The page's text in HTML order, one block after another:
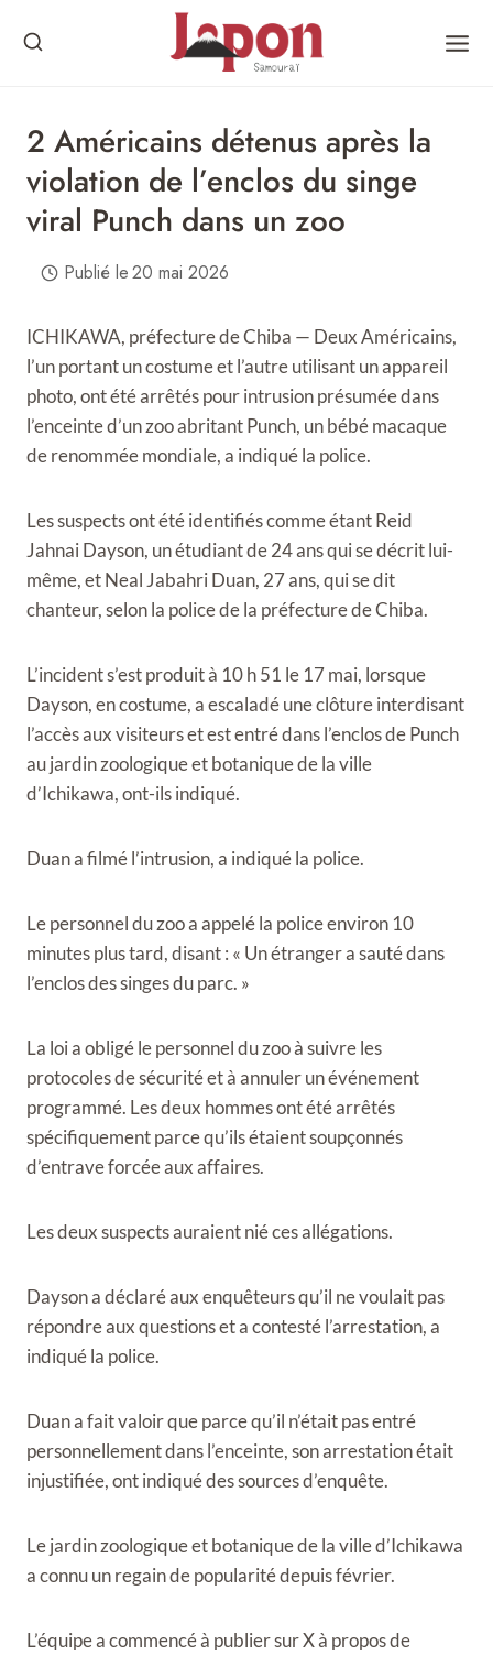
2 Américains détenus après la
violation de l’enclos du singe
viral Punch dans un zoo
Publié le20 mai 2026
ICHIKAWA, préfecture de Chiba — Deux Américains,
l’un portant un costume et l’autre utilisant un appareil
photo, ont été arrêtés pour intrusion présumée dans
l’enceinte d’un zoo abritant Punch, un bébé macaque
de renommée mondiale, a indiqué la police.
Les suspects ont été identifiés comme étant Reid
Jahnai Dayson, un étudiant de 24 ans qui se décrit lui-
même, et Neal Jabahri Duan, 27 ans, qui se dit
chanteur, selon la police de la préfecture de Chiba.
L’incident s’est produit à 10 h 51 le 17 mai, lorsque
Dayson, en costume, a escaladé une clôture interdisant
l’accès aux visiteurs et est entré dans l’enclos de Punch
au jardin zoologique et botanique de la ville
d’Ichikawa, ont-ils indiqué.
Duan a filmé l’intrusion, a indiqué la police.
Le personnel du zoo a appelé la police environ 10
minutes plus tard, disant : « Un étranger a sauté dans
l’enclos des singes du parc. »
La loi a obligé le personnel du zoo à suivre les
protocoles de sécurité et à annuler un événement
programmé. Les deux hommes ont été arrêtés
spécifiquement parce qu’ils étaient soupçonnés
d’entrave forcée aux affaires.
Les deux suspects auraient nié ces allégations.
Dayson a déclaré aux enquêteurs qu’il ne voulait pas
répondre aux questions et a contesté l’arrestation, a
indiqué la police.
Duan a fait valoir que parce qu’il n’était pas entré
personnellement dans l’enceinte, son arrestation était
injustifiée, ont indiqué des sources d’enquête.
Le jardin zoologique et botanique de la ville d’Ichikawa
a connu un regain de popularité depuis février.
L’équipe a commencé à publier sur X à propos de